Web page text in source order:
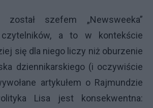
szefem „Newsweeka”
a to w kontekście
się dla niego liczy niż oburzenie
dziennikarskiego (i oczywiście
artykułem o Rajmundzie
Lisa jest konsekwentna: